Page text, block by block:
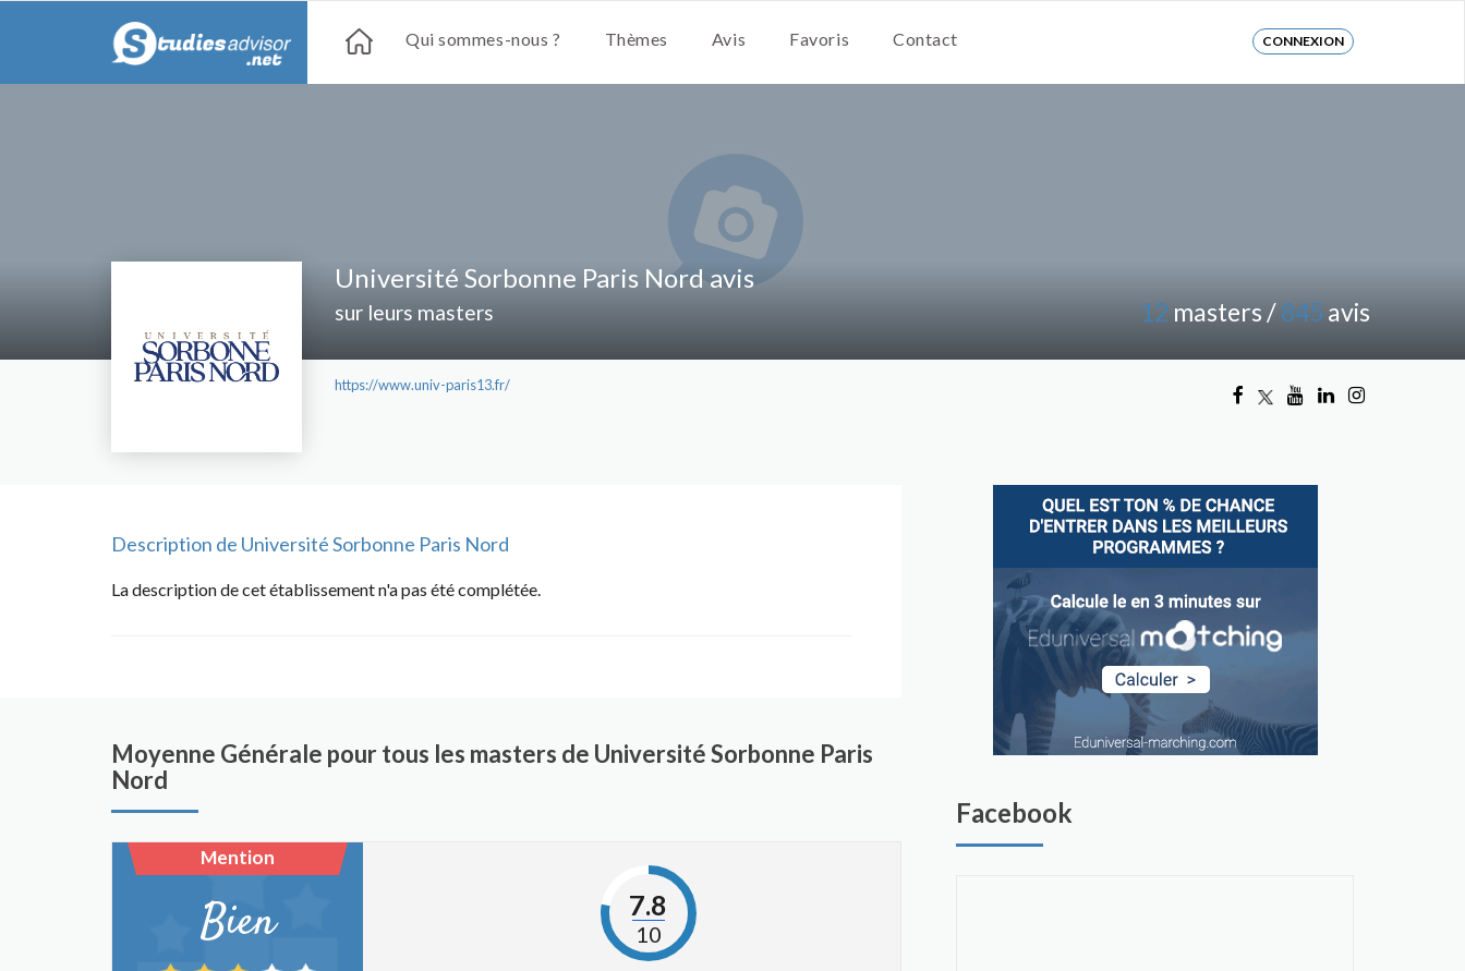
Qui sommes-nous ? Thèmes Avis Favoris Contact CONNEXION
Université Sorbonne Paris Nord avis
sur leurs masters
https://www.univ-paris13.fr/
12 masters /845 avis
Description de Université Sorbonne Paris Nord
La description de cet établissement n'a pas été complétée.
Moyenne Générale pour tous les masters de Université Sorbonne Paris
Nord
Mention
Bien 7.8
10
Facebook